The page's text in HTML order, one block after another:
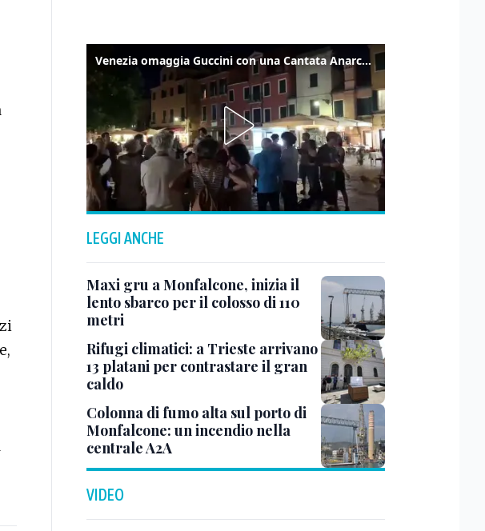
Venezia omaggia Guccini con una Cantata Anarchica in campo Santa Margherita
LEGGI ANCHE
Maxi gru a Monfalcone, inizia il
lento sbarco per il colosso di 110
metri
Rifugi climatici: a Trieste arrivano
13 platani per contrastare il gran
caldo
Colonna di fumo alta sul porto di
Monfalcone: un incendio nella
centrale A2A
VIDEO